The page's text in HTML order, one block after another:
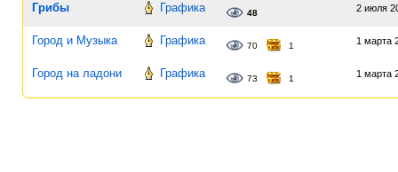
Грибы Графика 48 2 июля
Город и Музыка Графика 70 1 1 марта
Город на ладони Графика 73 1 1 марта